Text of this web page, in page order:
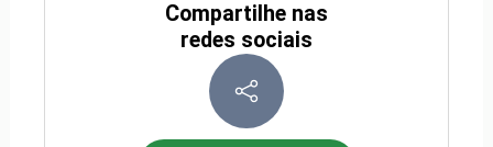
Compartilhe nas
redes sociais